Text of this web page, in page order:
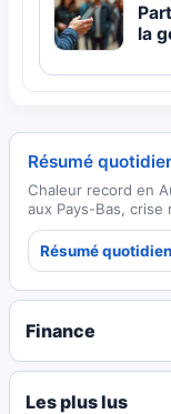
la
Résumé
Chaleur record en
aux Pays-Bas, crise
Résumé
Finance
Les plus lus